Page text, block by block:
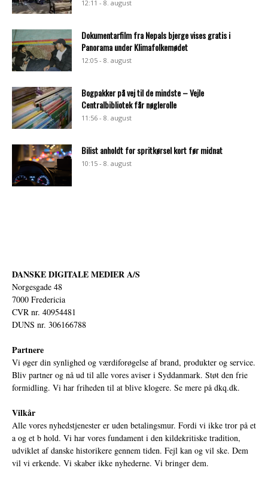
12:11 - 8. august
Dokumentarfilm fra Nepals bjerge vises gratis i
Panorama under Klimafolkemødet
12:05 - 8. august
Bogpakker på vej til de mindste – Vejle
Centralbibliotek får nøglerolle
11:56 - 8. august
Bilist anholdt for spritkørsel kort før midnat
10:15 - 8. august
DANSKE DIGITALE MEDIER A/S
Norgesgade 48
7000 Fredericia
CVR nr. 40954481
DUNS nr. 306166788
Partnere
Vi øger din synlighed og værdiforøgelse af brand, produkter og service.
Bliv partner og nå ud til alle vores aviser i Syddanmark. Støt den frie
formidling. Vi har friheden til at blive klogere. Se mere på dkq.dk.
Vilkår
Alle vores nyhedstjenester er uden betalingsmur. Fordi vi ikke tror på et
a og et b hold. Vi har vores fundament i den kildekritiske tradition,
udviklet af danske historikere gennem tiden. Fejl kan og vil ske. Dem
vil vi erkende. Vi skaber ikke nyhederne. Vi bringer dem.